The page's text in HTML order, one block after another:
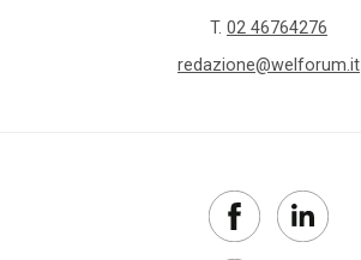
T. 02 46764276
redazione@welforum.it